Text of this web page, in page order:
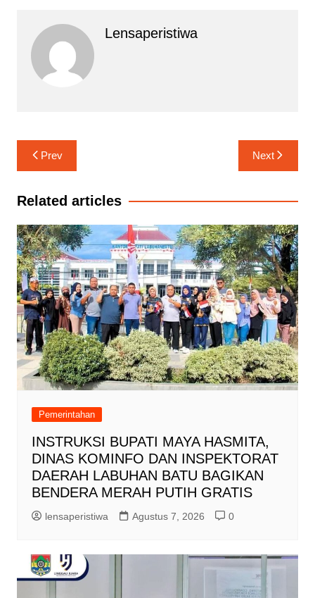
Lensaperistiwa
Navigasi
pos
Prev Next
Related articles
Pemerintahan
INSTRUKSI BUPATI MAYA HASMITA,
DINAS KOMINFO DAN INSPEKTORAT
DAERAH LABUHAN BATU BAGIKAN
BENDERA MERAH PUTIH GRATIS
lensaperistiwa Agustus 7, 2026 0